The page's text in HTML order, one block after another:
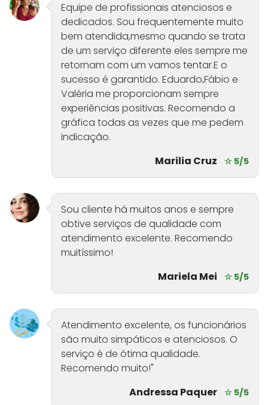
Equipe de profissionais atenciosos e
dedicados. Sou frequentemente muito
bem atendida,mesmo quando se trata
de um serviço diferente eles sempre me
retornam com um vamos tentar.E o
sucesso é garantido. Eduardo,Fábio e
Valéria me proporcionam sempre
experiências positivas. Recomendo a
gráfica todas as vezes que me pedem
indicação.
Marilia Cruz
☆ 5/5
Sou cliente há muitos anos e sempre
obtive serviços de qualidade com
atendimento excelente. Recomendo
muitíssimo!
Mariela Mei
☆ 5/5
Atendimento excelente, os funcionários
são muito simpáticos e atenciosos. O
serviço é de ótima qualidade.
Recomendo muito!"
Andressa Paquer ☆ 5/5